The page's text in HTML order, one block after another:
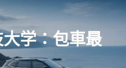
学：包車最